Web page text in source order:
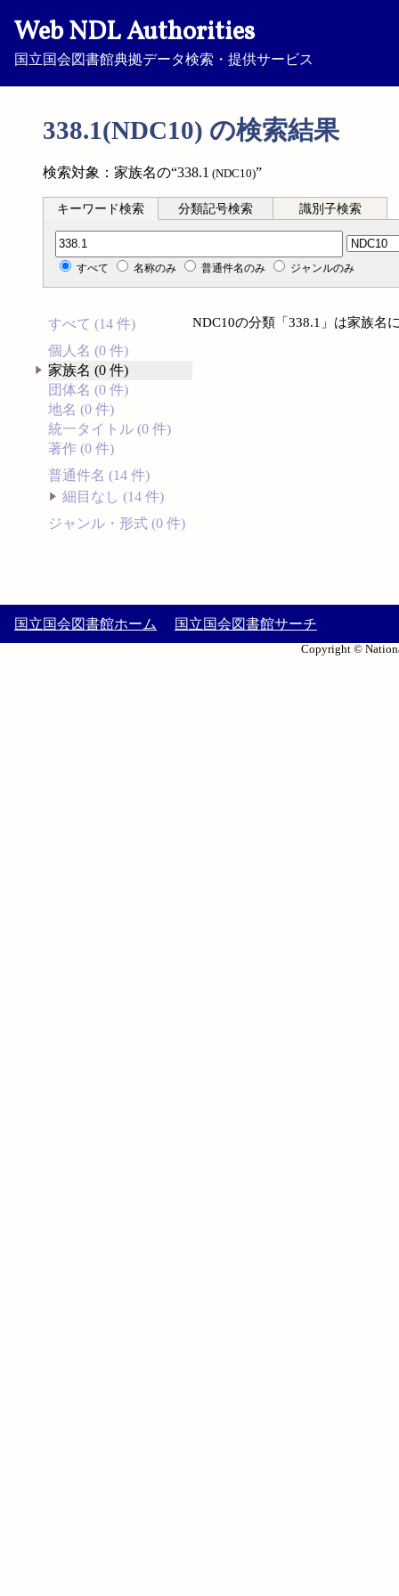
Web NDL Authorities
国立国会図書館典拠データ検索・提供サービス
338.1(NDC10) の検索結果
検索対象：家族名の“338.1 (NDC10)”
キーワード検索 分類記号検索 識別子検索
分類記号検索
すべて 名称のみ 普通件名のみ ジャンルのみ
すべて (14 件)
個人名 (0 件)
家族名 (0 件)
団体名 (0 件)
地名 (0 件)
統一タイトル (0 件)
著作 (0 件)
普通件名 (14 件)
細目なし (14 件)
ジャンル・形式 (0 件)
NDC10の分類「338.1」は家族名
国立国会図書館ホーム 国立国会図書館サーチ
Copyright ©